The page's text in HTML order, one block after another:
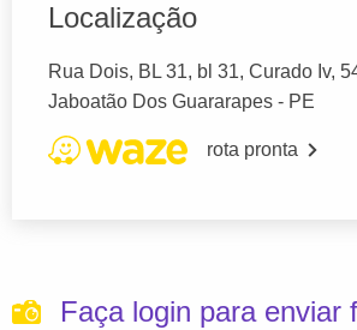
Localização
Rua Dois, BL 31, bl 31, Curado Iv,
Jaboatão Dos Guararapes - PE
rota pronta
Faça login para enviar